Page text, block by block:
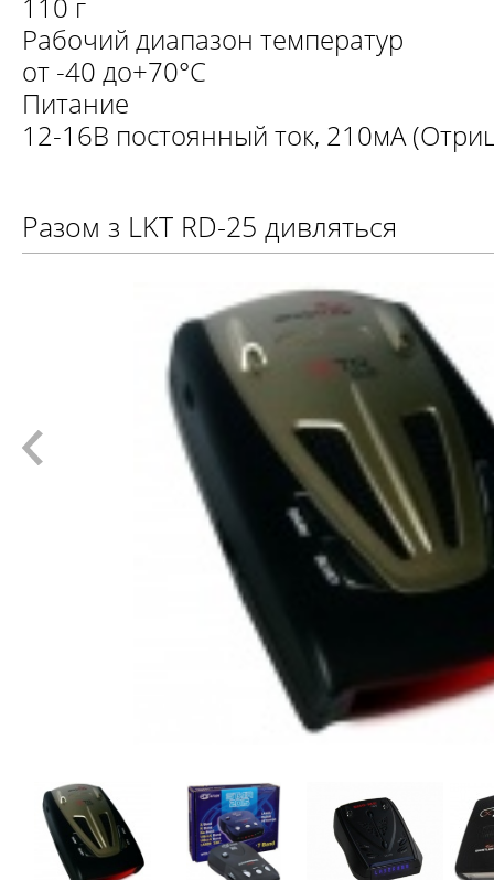
110 г
Рабочий диапазон температур
от -40 до+70°С
Питание
12-16В постоянный ток, 210мА
Разом з LKT RD-25 дивляться